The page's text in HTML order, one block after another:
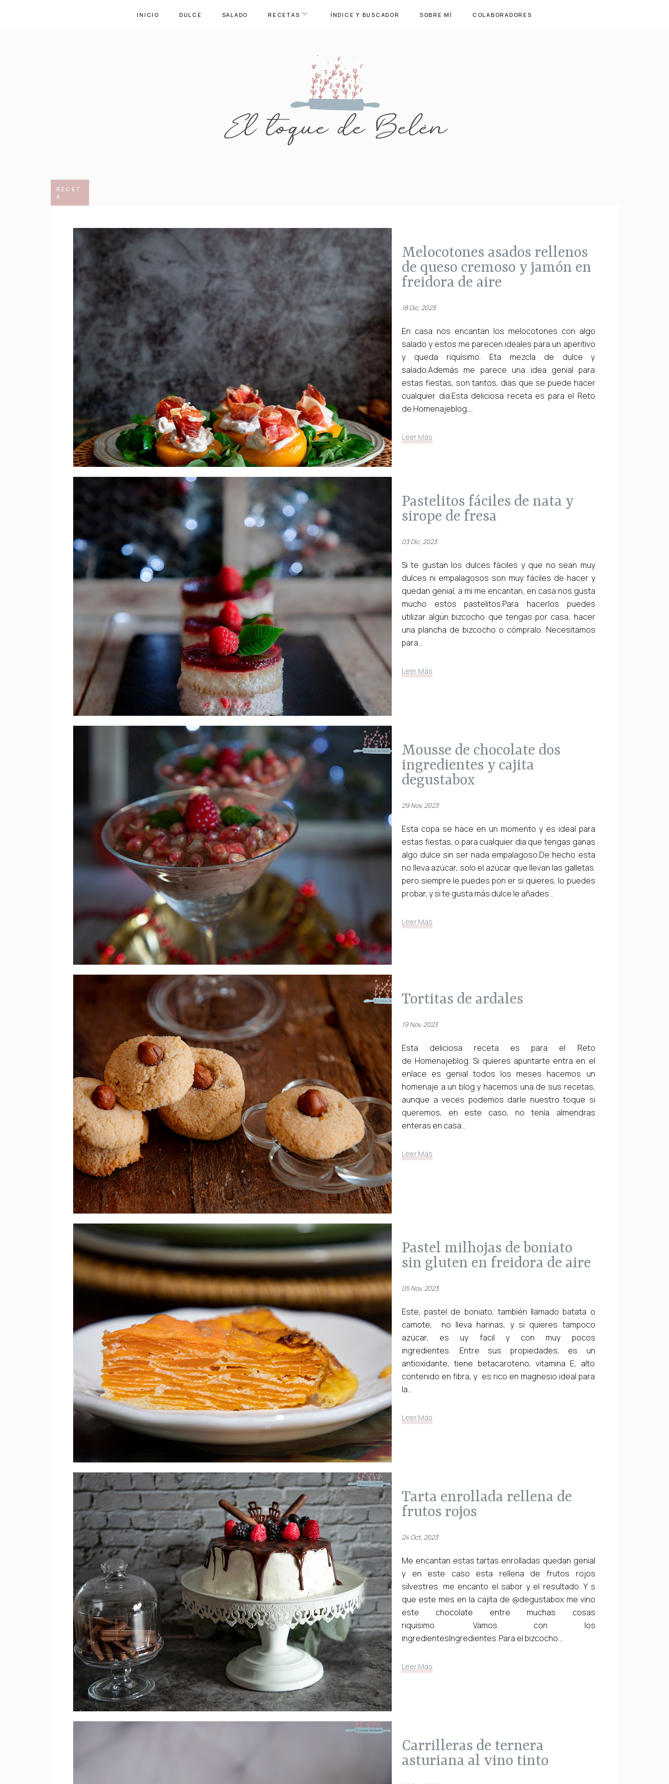
INICIO DULCE SALADO RECETAS ÍNDICE Y BUSCADOR SOBRE MÍ COLABORADORES
RECET
A
melocotones asados rellenos
de queso cremoso y jamón en
freidora de aire
18 Dic, 2023
En casa nos encantan los melocotones con algo
salado y estos me parecen ideales para un aperitivo
y queda riquísimo. Eta mezcla de dulce y
salado.Además me parece una idea genial para
estas fiestas, son tantos, dias que se puede hacer
cualquier dia.Esta deliciosa receta es para el Reto
de Homenajeblog....
Leer Más
pastelitos fáciles de nata y
sirope de fresa
03 Dic, 2023
Si te gustan los dulces fáciles y que no sean muy
dulces ni empalagosos son muy fáciles de hacer y
quedan genial, a mi me encantan, en casa nos gusta
mucho estos pastelitos.Para hacerlos puedes
utilizar algún bizcocho que tengas por casa, hacer
una plancha de bizcocho o cómpralo. Necesitamos
para...
Leer Más
mousse de chocolate dos
ingredientes y cajita
degustabox
29 Nov, 2023
Esta copa se hace en un momento y es ideal para
estas fiestas, o para cualquier dia que tengas ganas
algo dulce sin ser nada empalagoso.De hecho esta
no lleva azúcar, solo el azúcar que llevan las galletas.
pero siempre le puedes pon er si quieres, lo puedes
probar, y si te gusta más dulce le añades...
Leer Más
tortitas de ardales
19 Nov, 2023
Esta deliciosa receta es para el Reto
de Homenajeblog. Si quieres apuntarte entra en el
enlace es genial todos los meses hacemos un
homenaje a un blog y hacemos una de sus recetas,
aunque a veces podemos darle nuestro toque si
queremos, en este caso, no tenía almendras
enteras en casa...
Leer Más
pastel milhojas de boniato
sin gluten en freidora de aire
05 Nov, 2023
Este, pastel de boniato, también llamado batata o
camote, no lleva harinas, y si quieres tampoco
azúcar, es uy facil y con muy pocos
ingredientes. Entre sus propiedades, es un
antioxidante, tiene betacaroteno, vitamina E, alto
contenido en fibra, y es rico en magnesio ideal para
la...
Leer Más
tarta enrollada rellena de
frutos rojos
24 Oct, 2023
Me encantan estas tartas enrolladas quedan genial
y en este caso esta rellena de frutos rojos
silvestres. me encanto el sabor y el resultado. Y s
que este mes en la cajita de @degustabox me vino
este chocolate entre muchas cosas
riquisimo. Vamos con los
ingredientesIngredientes:Para el bizcocho...
Leer Más
carrilleras de ternera
asturiana al vino tinto